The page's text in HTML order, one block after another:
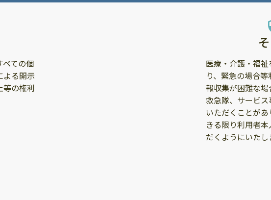
べての個
よる開示
等の権利
医療・介護・福
り、緊急の場合
報収集が困難な場
救急隊、サービ
いただくことが
きる限り利用者
だくようにいたし